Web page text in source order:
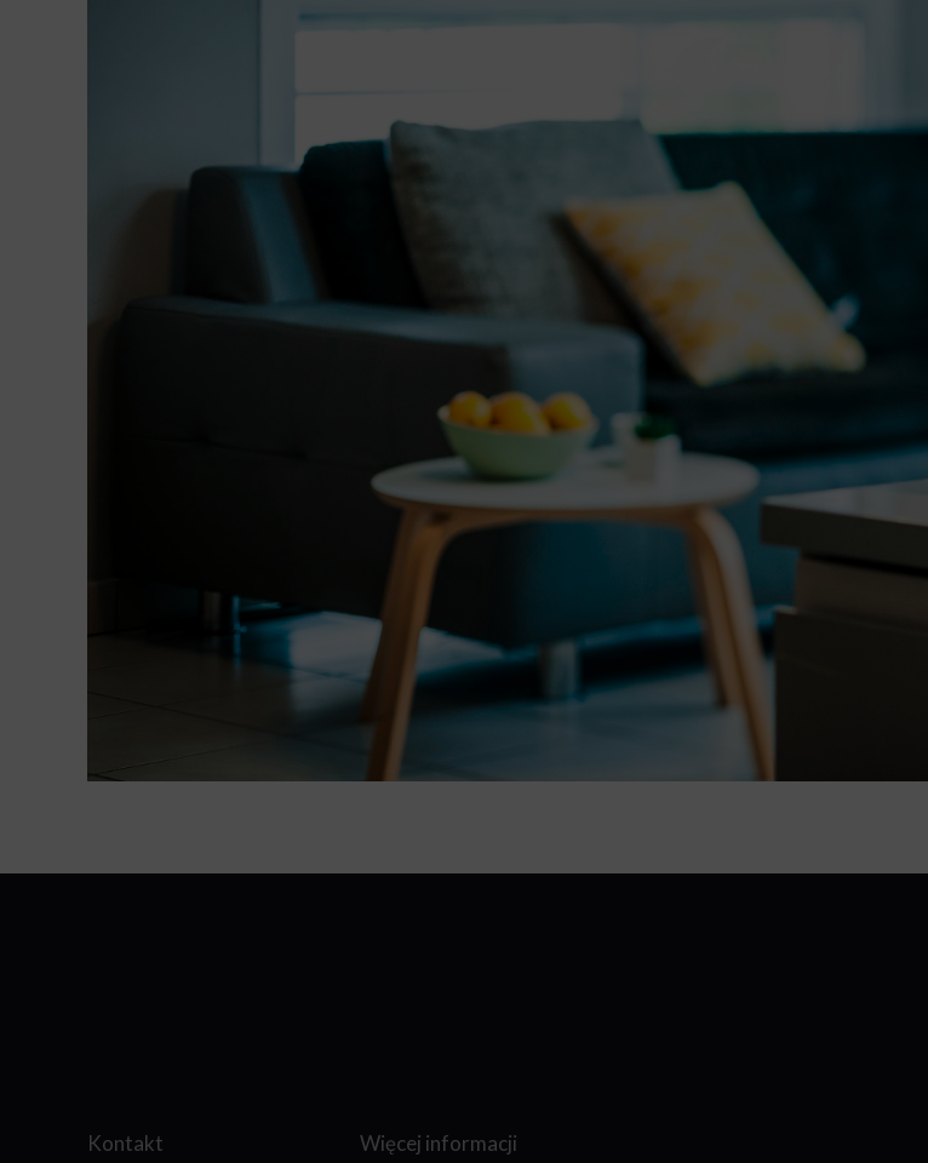
Kontakt Więcej informacji